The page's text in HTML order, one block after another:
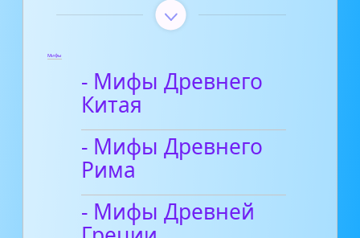
Мифы
- Мифы Древнего
Китая
- Мифы Древнего
Рима
- Мифы Древней